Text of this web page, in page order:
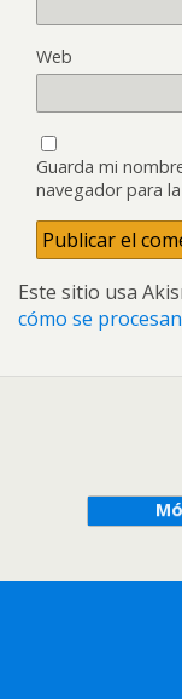
Web
Guarda mi
navegador para
Este sitio usa
cómo se